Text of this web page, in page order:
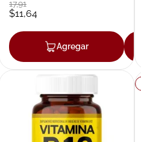
17,91
$11,64
Agregar